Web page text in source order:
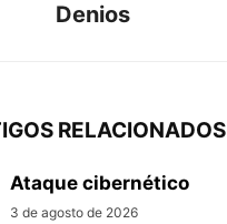
Denios
RELACIONADOS
Ataque cibernético
3 de agosto de 2026